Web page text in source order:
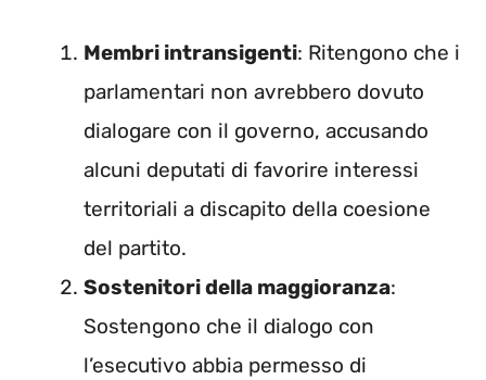
Membri intransigenti: Ritengono che i
parlamentari non avrebbero dovuto
dialogare con il governo, accusando
alcuni deputati di favorire interessi
territoriali a discapito della coesione
del partito.
Sostenitori della maggioranza:
Sostengono che il dialogo con
l’esecutivo abbia permesso di